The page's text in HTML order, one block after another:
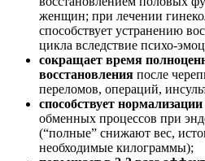
женщин; при лечении
способствует устранению
цикла вследствие психо-
сокращает время
восстановления после
переломов, операций,
способствует
обменных процессов при
(“полные” снижают вес,
необходимые килограммы);